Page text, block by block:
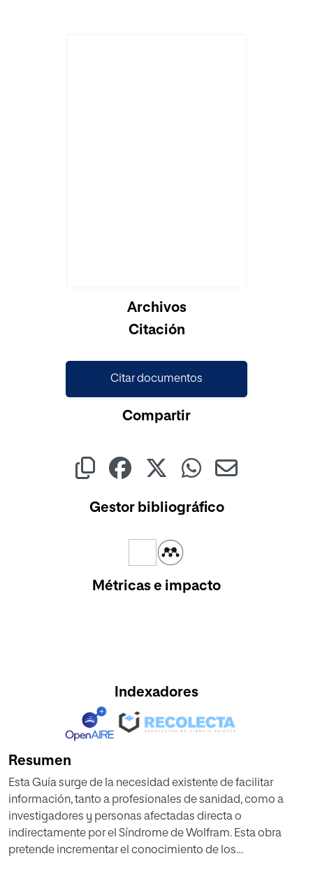
Archivos
Citación
Citar documentos
Compartir
Gestor bibliográfico
Métricas e impacto
Indexadores
Resumen
Esta Guía surge de la necesidad existente de facilitar
información, tanto a profesionales de sanidad, como a
investigadores y personas afectadas directa o
indirectamente por el Síndrome de Wolfram. Esta obra
pretende incrementar el conocimiento de los